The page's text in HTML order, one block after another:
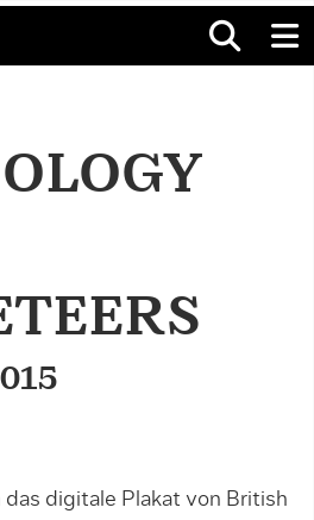
digitale Plakat von British